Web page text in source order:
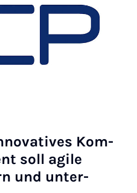
Kom­
soll agile
und un­ter­